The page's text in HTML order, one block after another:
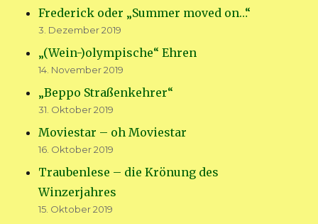
Frederick oder „Summer moved on…“
3. Dezember 2019
„(Wein-)olympische“ Ehren
14. November 2019
„Beppo Straßenkehrer“
31. Oktober 2019
Moviestar – oh Moviestar
16. Oktober 2019
Traubenlese – die Krönung des
Winzerjahres
15. Oktober 2019